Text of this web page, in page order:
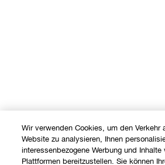
Wir verwenden Cookies, um den Verkehr
Website zu analysieren, Ihnen
interessenbezogene Werbung und Inhalte
Plattformen bereitzustellen. Sie können